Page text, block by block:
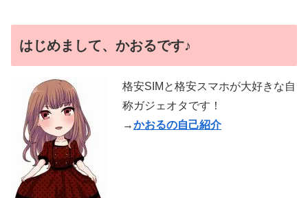
はじめまして、かおるです♪
格安SIMと格安スマホが大好きな自
称ガジェオタです！
→かおるの自己紹介